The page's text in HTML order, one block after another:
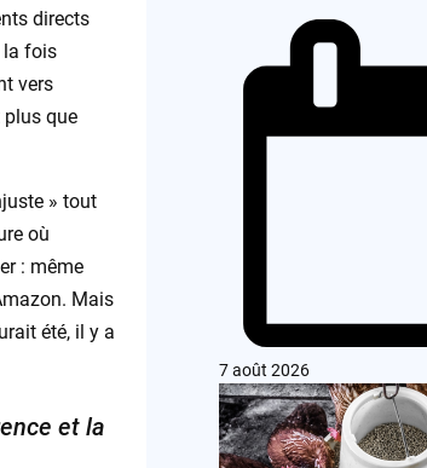
directs
la fois
vers
plus que
» tout
où
: même
Mais
été, il y a
et la
7 août 2026